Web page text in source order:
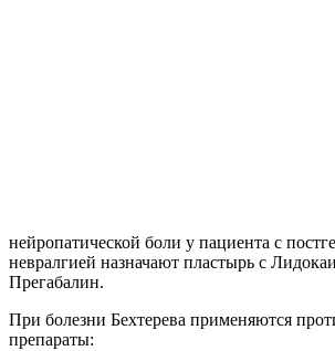
нейропатической боли у пациента с
невралгией назначают пластырь с
Прегабалин.
При болезни Бехтерева применяются
препараты: